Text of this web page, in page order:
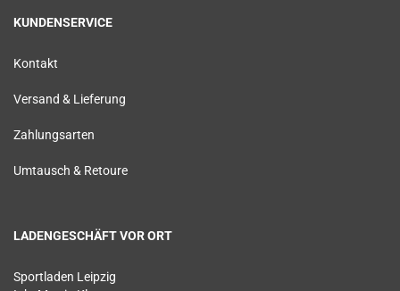
KUNDENSERVICE
Kontakt
Versand & Lieferung
Zahlungsarten
Umtausch & Retoure
LADENGESCHÄFT VOR ORT
Sportladen Leipzig